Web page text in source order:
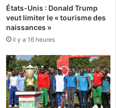
États-Unis : Donald Trump
veut limiter le « tourisme des
naissances »
il y a 16 heures